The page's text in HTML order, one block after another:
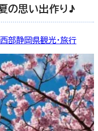
の思い出作り♪
部静岡県観光・旅行